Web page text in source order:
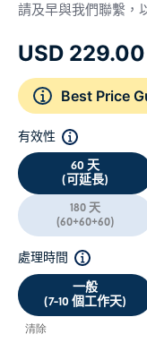
請及早與我們聯繫，
USD 229.00
Best Price
有效性
60 天
(可延長)
180 天
(60+60+60)
處理時間
一般
(7-10 個工作天)
清除